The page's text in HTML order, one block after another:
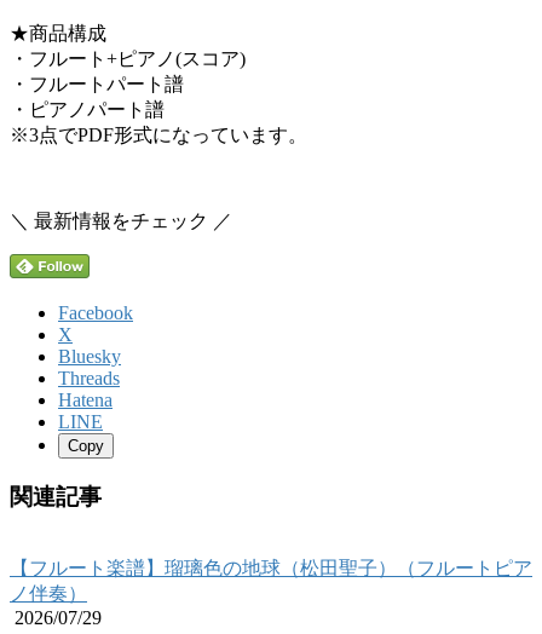
★商品構成
・フルート+ピアノ(スコア)
・フルートパート譜
・ピアノパート譜
※3点でPDF形式になっています。
＼ 最新情報をチェック ／
Facebook
X
Bluesky
Threads
Hatena
LINE
Copy
関連記事
【フルート楽譜】瑠璃色の地球（松田聖子）（フルートピア
ノ伴奏）
2026/07/29